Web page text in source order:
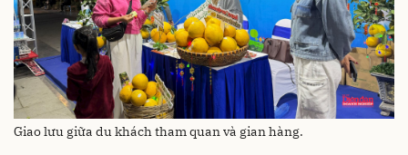
Giao lưu giữa du khách tham quan và gian hàng.